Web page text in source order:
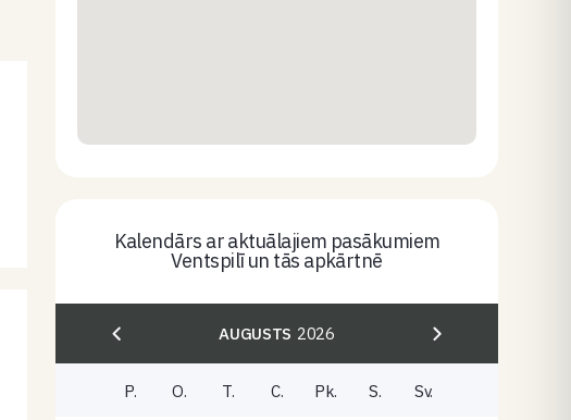
Kalendārs ar aktuālajiem pasākumiem
Ventspilī un tās apkārtnē
AUGUSTS 2026
P. O. T. C. Pk. S. Sv.